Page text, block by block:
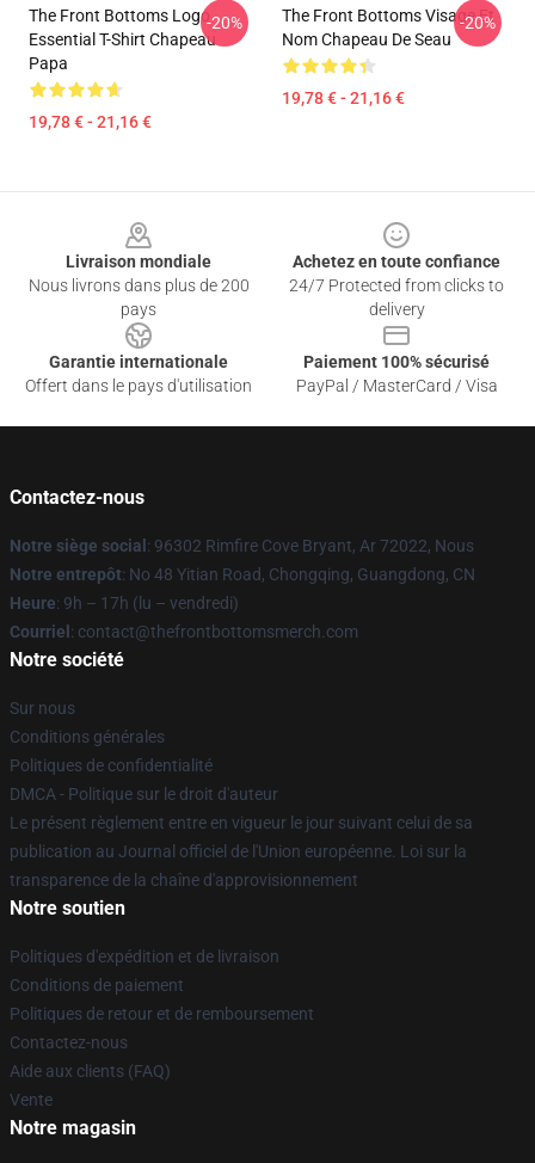
The Front Bottoms Logo
Essential T-Shirt Chapeau
Papa
19,78 € - 21,16 €
-20%
The Front Bottoms Visage Et
Nom Chapeau De Seau
19,78 € - 21,16 €
-20%
Livraison mondiale
Nous livrons dans plus de 200
pays
Achetez en toute confiance
24/7 Protected from clicks to
delivery
Garantie internationale
Offert dans le pays d'utilisation
Paiement 100% sécurisé
PayPal / MasterCard / Visa
Contactez-nous
Notre siège social : 96302 Rimfire Cove Bryant, Ar 72022, Nous
Notre entrepôt: No 48 Yitian Road, Chongqing, Guangdong, CN
Heure: 9h – 17h (lu – vendredi)
Courriel : contact@thefrontbottomsmerch.com
Notre société
Sur nous
Conditions générales
Politiques de confidentialité
DMCA - Politique sur le droit d'auteur
Le présent règlement entre en vigueur le jour suivant celui de sa
publication au Journal officiel de l'Union européenne. Loi sur la
transparence de la chaîne d'approvisionnement
Notre soutien
Politiques d'expédition et de livraison
Conditions de paiement
Politiques de retour et de remboursement
Contactez-nous
Aide aux clients (FAQ)
Vente
Notre magasin